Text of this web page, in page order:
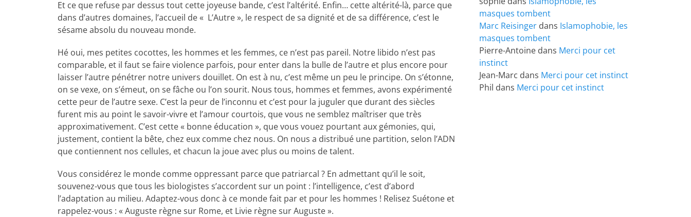
Et ce que refuse par dessus tout cette joyeuse bande, c’est l’altérité. Enfin… cette altérité-là, parce que
dans d’autres domaines, l’accueil de « L’Autre », le respect de sa dignité et de sa différence, c’est le
sésame absolu du nouveau monde.
Hé oui, mes petites cocottes, les hommes et les femmes, ce n’est pas pareil. Notre libido n’est pas
comparable, et il faut se faire violence parfois, pour enter dans la bulle de l’autre et plus encore pour
laisser l’autre pénétrer notre univers douillet. On est à nu, c’est même un peu le principe. On s’étonne,
on se vexe, on s’émeut, on se fâche ou l’on sourit. Nous tous, hommes et femmes, avons expérimenté
cette peur de l’autre sexe. C’est la peur de l’inconnu et c’est pour la juguler que durant des siècles
furent mis au point le savoir-vivre et l’amour courtois, que vous ne semblez maîtriser que très
approximativement. C’est cette « bonne éducation », que vous vouez pourtant aux gémonies, qui,
justement, contient la bête, chez eux comme chez nous. On nous a distribué une partition, selon l’ADN
que contiennent nos cellules, et chacun la joue avec plus ou moins de talent.
Vous considérez le monde comme oppressant parce que patriarcal ? En admettant qu’il le soit,
souvenez-vous que tous les biologistes s’accordent sur un point : l’intelligence, c’est d’abord
l’adaptation au milieu. Adaptez-vous donc à ce monde fait par et pour les hommes ! Relisez Suétone et
rappelez-vous : « Auguste règne sur Rome, et Livie règne sur Auguste ».
masques tombent
Marc Reisinger dans Islamophobie, les
masques tombent
Pierre-Antoine dans Merci pour cet
instinct
Jean-Marc dans Merci pour cet instinct
Phil dans Merci pour cet instinct